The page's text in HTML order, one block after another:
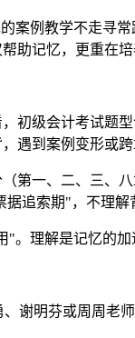
案例教学不走寻
助记忆，更重在
初级会计考试题
遇到案例变形或
第一、二、三、
追索期"，不理解
。理解是记忆的
谢明芬或周周